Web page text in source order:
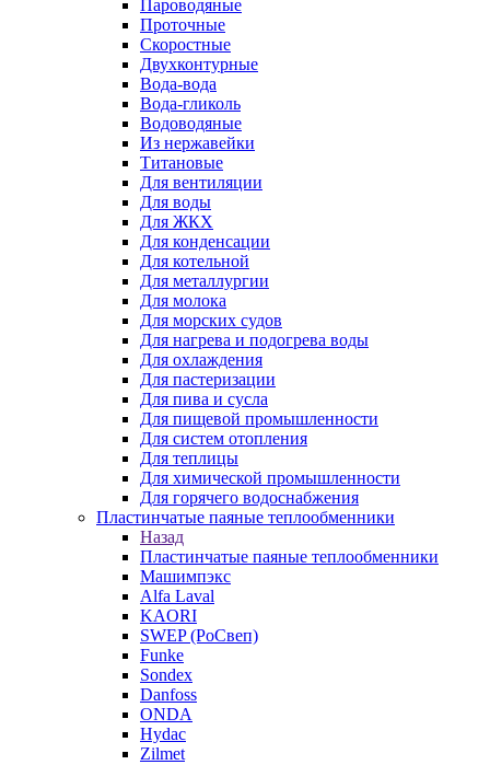
Пароводяные
Проточные
Скоростные
Двухконтурные
Вода-вода
Вода-гликоль
Водоводяные
Из нержавейки
Титановые
Для вентиляции
Для воды
Для ЖКХ
Для конденсации
Для котельной
Для металлургии
Для молока
Для морских судов
Для нагрева и подогрева воды
Для охлаждения
Для пастеризации
Для пива и сусла
Для пищевой промышленности
Для систем отопления
Для теплицы
Для химической промышленности
Для горячего водоснабжения
Пластинчатые паяные теплообменники
Назад
Пластинчатые паяные теплообменники
Машимпэкс
Alfa Laval
KAORI
SWEP (РоСвеп)
Funke
Sondex
Danfoss
ONDA
Hydac
Zilmet